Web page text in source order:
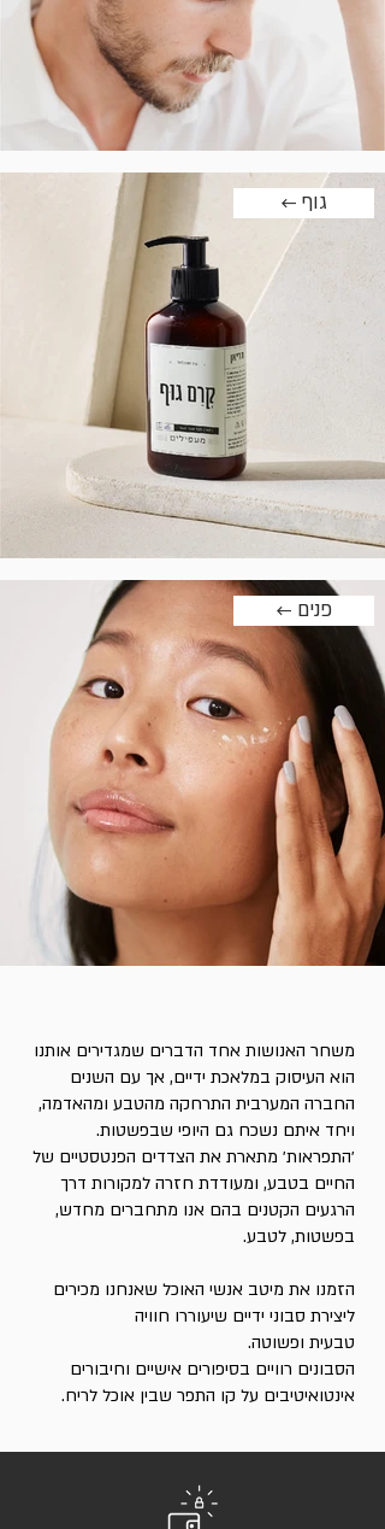
← גוף
← פנים
משחר האנושות אחד הדברים שמגדירים אותנו
הוא העיסוק במלאכת ידיים, אך עם השנים
החברה המערבית התרחקה מהטבע ומהאדמה,
ויחד איתם נשכח גם היופי שבפשטות.
׳התפראות׳ מתארת את הצדדים הפנטסטיים של
החיים בטבע, ומעודדת חזרה למקורות דרך
הרגעים הקטנים בהם אנו מתחברים מחדש,
בפשטות, לטבע.
הזמנו את מיטב אנשי האוכל שאנחנו מכירים
ליצירת סבוני ידיים שיעוררו חוויה
טבעית ופשוטה.
הסבונים רוויים בסיפורים אישיים וחיבורים
אינטואיטיבים על קו התפר שבין אוכל לריח.